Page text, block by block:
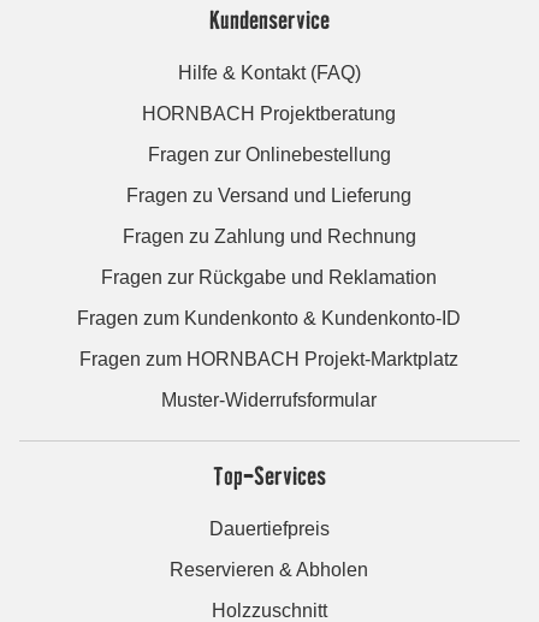
Kundenservice
Hilfe & Kontakt (FAQ)
HORNBACH Projektberatung
Fragen zur Onlinebestellung
Fragen zu Versand und Lieferung
Fragen zu Zahlung und Rechnung
Fragen zur Rückgabe und Reklamation
Fragen zum Kundenkonto & Kundenkonto-ID
Fragen zum HORNBACH Projekt-Marktplatz
Muster-Widerrufsformular
Top-Services
Dauertiefpreis
Reservieren & Abholen
Holzzuschnitt